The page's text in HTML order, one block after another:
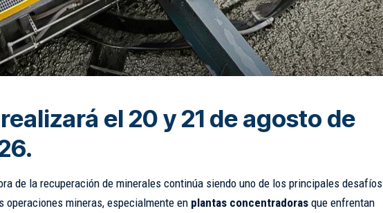
el 20 y 21 de agosto de
de la recuperación de minerales continúa siendo uno de los principales desafíos
operaciones mineras, especialmente en plantas concentradorasque enfrentan